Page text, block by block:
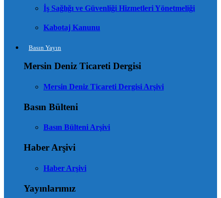
İş Sağlığı ve Güvenliği Hizmetleri Yönetmeliği
Kabotaj Kanunu
Basın Yayın
Mersin Deniz Ticareti Dergisi
Mersin Deniz Ticareti Dergisi Arşivi
Basın Bülteni
Basın Bülteni Arşivi
Haber Arşivi
Haber Arşivi
Yayınlarımız